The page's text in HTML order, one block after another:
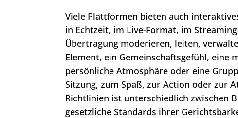
Viele Plattformen bieten auch
in Echtzeit, im Live-Format, im
Übertragung moderieren, leiten,
Element, ein Gemeinschaftsgefühl, eine
persönliche Atmosphäre oder eine
Sitzung, zum Spaß, zur Action oder zur
Richtlinien ist unterschiedlich zwischen
gesetzliche Standards ihrer